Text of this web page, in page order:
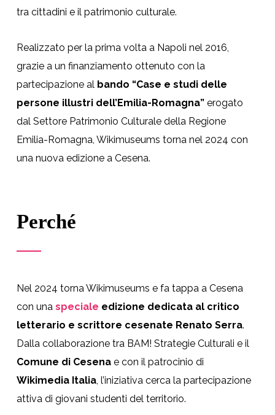
tra cittadini e il patrimonio culturale.
Realizzato per la prima volta a Napoli nel 2016,
grazie a un finanziamento ottenuto con la
partecipazione al bando “Case e studi delle
persone illustri dell’Emilia-Romagna”erogato
dal Settore Patrimonio Culturale della Regione
Emilia-Romagna, Wikimuseums torna nel 2024 con
una nuova edizione a Cesena.
Perché
Nel 2024 torna Wikimuseums e fa tappa a Cesena
con una speciale edizione dedicata al critico
letterario e scrittore cesenate Renato Serra.
Dalla collaborazione tra BAM! Strategie Culturali e il
Comune di Cesenae con il patrocinio di
Wikimedia Italia, l’iniziativa cerca la partecipazione
attiva di giovani studenti del territorio.